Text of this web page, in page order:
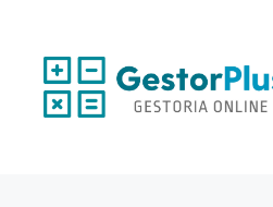
contenido